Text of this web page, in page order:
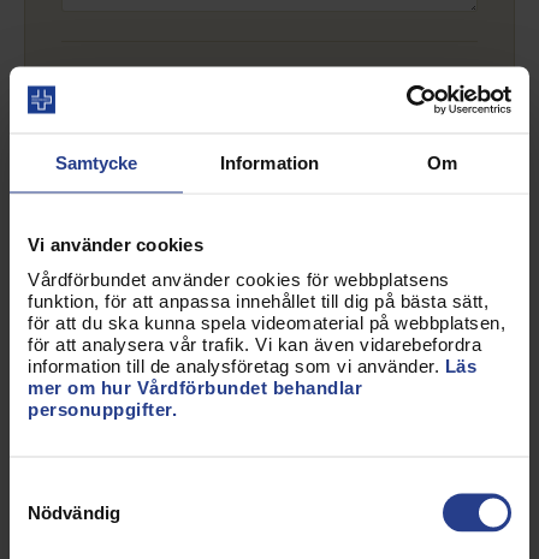
Samtycke Information Om
Vi använder cookies
Vårdförbundet använder cookies för webbplatsens
funktion, för att anpassa innehållet till dig på bästa sätt,
för att du ska kunna spela videomaterial på webbplatsen,
för att analysera vår trafik. Vi kan även vidarebefordra
information till de analysföretag som vi använder. Läs
mer om hur Vårdförbundet behandlar
personuppgifter.
Nödvändig
* Obligatoriska fält